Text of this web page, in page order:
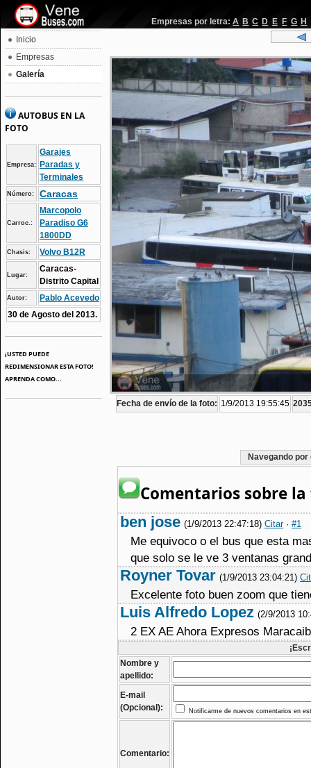
Empresas por letra: A B C D E F G H
Inicio
Empresas
Galería
AUTOBUS EN LA
FOTO
Empresa:
Garajes
Paradas y
Terminales
Número: Caracas
Carroc.:
Marcopolo
Paradiso G6
1800DD
Chasis: Volvo B12R
Lugar:
Caracas-
Distrito Capital
Autor:
Pablo Acevedo
30 de Agosto del 2013.
¡USTED PUEDE
REDIMENSIONAR ESTA FOTO!
APRENDA COMO...
Fecha de envío de la foto: 1/9/2013 19:55:45
Navegando
Comentarios sobre
ben jose (1/9/2013 22:47:18) Citar· #1
Me equivoco o el bus que esta
que solo se le ve 3 ventanas
Royner Tovar (1/9/2013 23:04:21)
Excelente foto buen zoom que
Luis Alfredo Lopez (2/9/2013
2 EX AE Ahora Expresos
Nombre y
apellido:
E-mail
(Opcional):
Notificarme de nuevos comentarios en
Comentario: